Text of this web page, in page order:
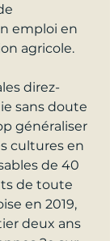
emploi en
agricole.
direz-
sans doute
généraliser
cultures en
de 40
de toute
en 2019,
deux ans